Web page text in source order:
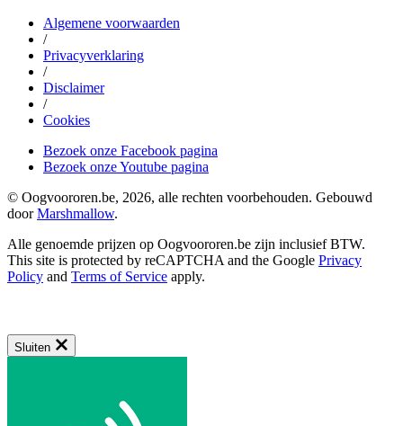
Algemene voorwaarden
/
Privacyverklaring
/
Disclaimer
/
Cookies
Bezoek onze Facebook pagina
Bezoek onze Youtube pagina
© Oogvoororen.be, 2026, alle rechten voorbehouden. Gebouwd
doorMarshmallow.
Alle genoemde prijzen op Oogvoororen.be zijn inclusief BTW.
This site is protected by reCAPTCHA and the Google Privacy
Policy and Terms of Service apply.
Sluiten